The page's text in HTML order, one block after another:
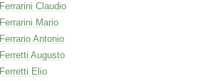
Ferrarini Claudio
Ferrarini Mario
Ferrario Antonio
Ferretti Augusto
Ferretti Elio